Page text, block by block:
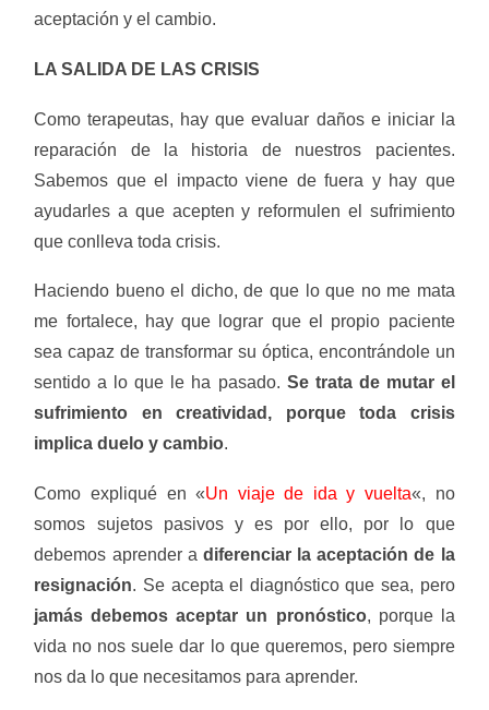
aceptación y el cambio.
LA SALIDA DE LAS CRISIS
Como terapeutas, hay que evaluar daños e iniciar la
reparación de la historia de nuestros pacientes.
Sabemos que el impacto viene de fuera y hay que
ayudarles a que acepten y reformulen el sufrimiento
que conlleva toda crisis.
Haciendo bueno el dicho, de que lo que no me mata
me fortalece, hay que lograr que el propio paciente
sea capaz de transformar su óptica, encontrándole un
sentido a lo que le ha pasado. Se trata de mutar el
sufrimiento en creatividad, porque toda crisis
implica duelo y cambio.
Como expliqué en «Un viaje de ida y vuelta«, no
somos sujetos pasivos y es por ello, por lo que
debemos aprender a diferenciar la aceptación de la
resignación. Se acepta el diagnóstico que sea, pero
jamás debemos aceptar un pronóstico, porque la
vida no nos suele dar lo que queremos, pero siempre
nos da lo que necesitamos para aprender.